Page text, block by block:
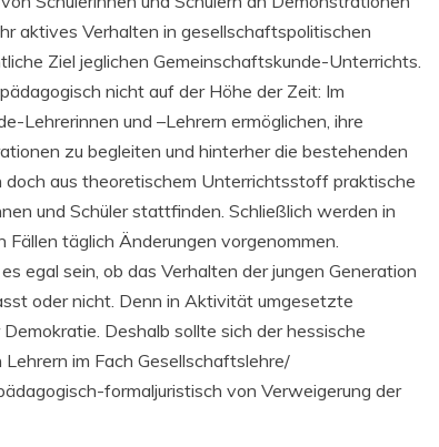
aktives Verhalten in gesellschaftspolitischen
Ziel jeglichen Gemeinschaftskunde-Unterrichts.
nicht auf der Höhe der Zeit: Im
Lehrerinnen und –Lehrern ermöglichen, ihre
zu begleiten und hinterher die bestehenden
doch aus theoretischem Unterrichtsstoff praktische
und Schüler stattfinden. Schließlich werden in
Fällen täglich Änderungen vorgenommen.
egal sein, ob das Verhalten der jungen Generation
oder nicht. Denn in Aktivität umgesetzte
Deshalb sollte sich der hessische
im Fach Gesellschaftslehre/
formaljuristisch von Verweigerung der